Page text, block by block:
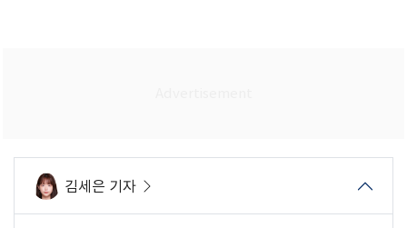
김세은 기자